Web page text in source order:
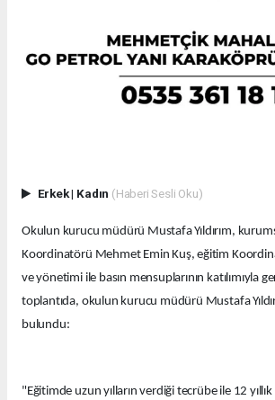
Erkek| Kadın (Haberi Sesli Oku)
Okulun kurucu müdürü Mustafa Yıldırım,
Koordinatörü Mehmet Emin Kuş, eğitim
ve yönetimi ile basın mensuplarının katılımıyla
toplantıda, okulun kurucu müdürü Mustafa
bulundu:
"Eğitimde uzun yılların verdiği tecrübe ile 12